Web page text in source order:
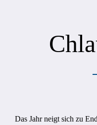
Das Jahr neigt sich zu